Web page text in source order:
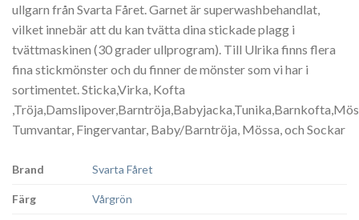
ullgarn från Svarta Fåret. Garnet är superwashbehandlat,
vilket innebär att du kan tvätta dina stickade plagg i
tvättmaskinen (30 grader ullprogram). Till Ulrika finns flera
fina stickmönster och du finner de mönster som vi har i
sortimentet. Sticka,Virka, Kofta
Tumvantar, Fingervantar, Baby/Barntröja, Mössa, och Sockar
Brand Svarta Fåret
Färg Vårgrön